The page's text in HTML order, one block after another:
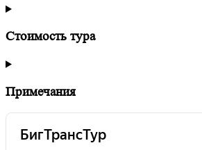
Стоимость тура
Примечания